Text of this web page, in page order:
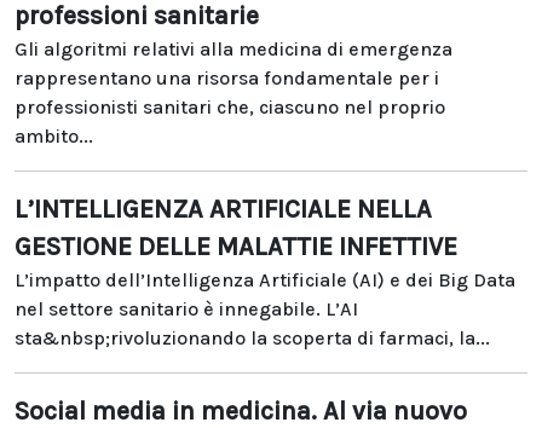
professioni sanitarie
Gli algoritmi relativi alla medicina di emergenza
rappresentano una risorsa fondamentale per i
professionisti sanitari che, ciascuno nel proprio
ambito...
L’INTELLIGENZA ARTIFICIALE NELLA
GESTIONE DELLE MALATTIE INFETTIVE
L’impatto dell’Intelligenza Artificiale (AI) e dei Big Data
nel settore sanitario è innegabile. L’AI
sta&nbsp;rivoluzionando la scoperta di farmaci, la...
Social media in medicina. Al via nuovo